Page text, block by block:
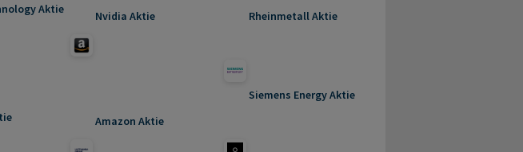
Aktie Nvidia Aktie Rheinmetall Aktie
Amazon Aktie
Siemens Energy Aktie